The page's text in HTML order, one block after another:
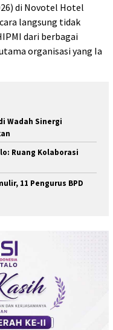
di Novotel Hotel
langsung tidak
dari berbagai
organisasi yang Ia
Wadah Sinergi
Ruang Kolaborasi
11 Pengurus BPD